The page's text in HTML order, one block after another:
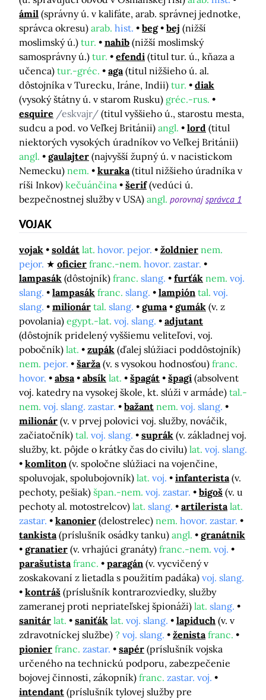
ámil (správny ú. v kalifáte, arab. správnej jednotke,
správca okresu) arab. hist. beg bej (nižší
moslimský ú.) tur. nahib (nižší moslimský
samosprávny ú.) tur. efendi (titul tur. ú., kňaza a
učenca) tur.-gréc. aga (titul nižšieho ú. al.
dôstojníka v Turecku, Iráne, Indii) tur.
diak
(vysoký štátny ú. v starom Rusku) gréc.-rus.
esquire /eskvajr/ (titul vyššieho ú., starostu mesta,
sudcu a pod. vo Veľkej Británii) angl. lord (titul
niektorých vysokých úradníkov vo Veľkej Británii)
angl.
gaulajter (najvyšší župný ú. v nacistickom
Nemecku) nem. kuraka (titul nižšieho úradníka v
ríši Inkov) kečuánčina šerif (vedúci ú.
bezpečnostnej služby v USA) angl. porovnajsprávca 1
VOJAK
vojak soldát lat. hovor. pejor. žoldnier nem.
pejor.
oficier franc.-nem. hovor. zastar.
lampasák (dôstojník) franc. slang. furťák nem. voj.
slang.
lampasák franc. slang. lampión tal. voj.
slang.
milionár tal. slang. guma gumák (v. z
povolania) egypt.-lat. voj. slang.
adjutant
(dôstojník pridelený vyššiemu veliteľovi, voj.
pobočník) lat. zupák (ďalej slúžiaci poddôstojník)
nem. pejor. šarža (v. s vysokou hodnosťou) franc.
hovor.
absa absík lat. špagát špagi (absolvent
voj. katedry na vysokej škole, kt. slúži v armáde) tal.-
nem. voj. slang. zastar. bažant nem. voj. slang.
milionár (v. v prvej polovici voj. služby, nováčik,
začiatočník) tal. voj. slang. suprák (v. základnej voj.
služby, kt. pôjde o krátky čas do civilu) lat. voj. slang.
komliton (v. spoločne slúžiaci na vojenčine,
spoluvojak, spolubojovník) lat. voj. infanterista (v.
pechoty, pešiak) špan.-nem. voj. zastar. bigoš (v. u
pechoty al. motostrelcov) lat. slang. artilerista lat.
zastar.
kanonier (delostrelec) nem. hovor. zastar.
tankista (príslušník osádky tanku) angl.
granátnik
granatier (v. vrhajúci granáty) franc.-nem. voj.
parašutista franc. paragán (v. vycvičený v
zoskakovaní z lietadla s použitím padáka) voj. slang.
kontráš (príslušník kontrarozviedky, služby
zameranej proti nepriateľskej špionáži) lat. slang.
sanitár lat. saniťák lat. voj. slang. lapiduch (v. v
zdravotníckej službe) ? voj. slang. ženista franc.
pionier franc. zastar. sapér (príslušník vojska
určeného na technickú podporu, zabezpečenie
bojovej činnosti, zákopník) franc. zastar. voj.
intendant (príslušník tylovej služby pre